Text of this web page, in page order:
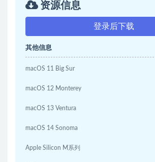
资源信息
登录后下载
其他信息
macOS 11 Big Sur
macOS 12 Monterey
macOS 13 Ventura
macOS 14 Sonoma
Apple Silicon M系列